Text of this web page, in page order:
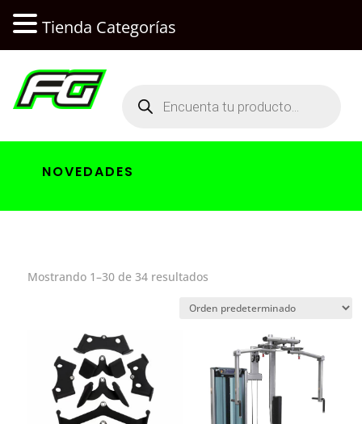
productos
NOVEDADES
Mostrando 1–30 de 34 resultados
Tienda Categorías